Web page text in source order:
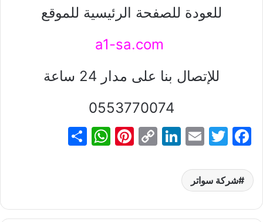
للعودة للصفحة الرئيسية للموقع
للإتصال بنا على مدار 24 ساعة
0553770074
F
c
e
b
T
itt
er
E
ai
l
Li
dI
C
Li
Pi
st
W
A
شركة سواتر